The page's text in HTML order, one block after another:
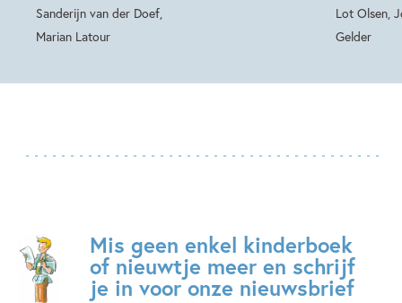
Sanderijn van der Doef,
Marian Latour
Lot Olsen,
Gelder
Mis geen enkel kinderboek
of nieuwtje meer en schrijf
je in voor onze nieuwsbrief